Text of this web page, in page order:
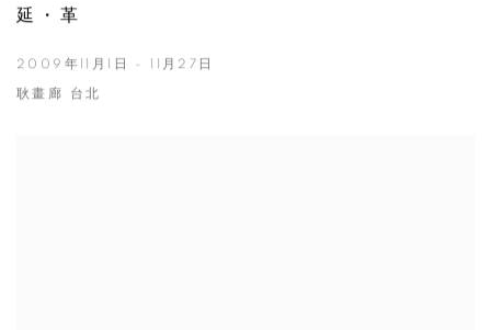
延・革
2009年11月1日 - 11月27日
耿畫廊 台北